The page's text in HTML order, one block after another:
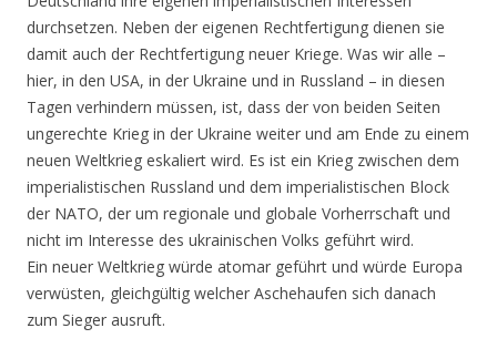
durchsetzen. Neben der eigenen Rechtfertigung dienen sie
damit auch der Rechtfertigung neuer Kriege. Was wir alle –
hier, in den USA, in der Ukraine und in Russland – in diesen
Tagen verhindern müssen, ist, dass der von beiden Seiten
ungerechte Krieg in der Ukraine weiter und am Ende zu einem
neuen Weltkrieg eskaliert wird. Es ist ein Krieg zwischen dem
imperialistischen Russland und dem imperialistischen Block
der NATO, der um regionale und globale Vorherrschaft und
nicht im Interesse des ukrainischen Volks geführt wird.
Ein neuer Weltkrieg würde atomar geführt und würde Europa
verwüsten, gleichgültig welcher Aschehaufen sich danach
zum Sieger ausruft.